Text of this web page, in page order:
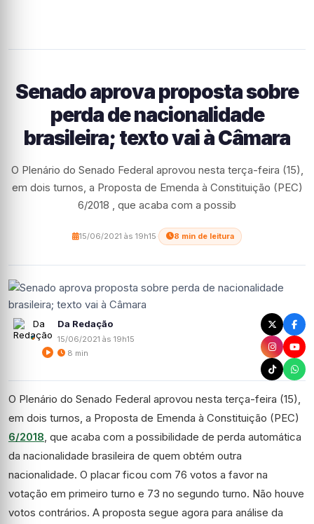
Senado aprova proposta sobre
perda de nacionalidade
brasileira; texto vai à Câmara
O Plenário do Senado Federal aprovou nesta terça-feira (15),
em dois turnos, a Proposta de Emenda à Constituição (PEC)
6/2018 , que acaba com a possib
15/06/2021 às 19h15 8 min de leitura
Da Redação
15/06/2021 às 19h15
8 min
O Plenário do Senado Federal aprovou nesta terça-feira (15),
em dois turnos, a Proposta de Emenda à Constituição (PEC)
6/2018, que acaba com a possibilidade de perda automática
da nacionalidade brasileira de quem obtém outra
nacionalidade. O placar ficou com 76 votos a favor na
votação em primeiro turno e 73 no segundo turno. Não houve
votos contrários. A proposta segue agora para análise da